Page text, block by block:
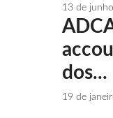
13 de
dos...
19 de